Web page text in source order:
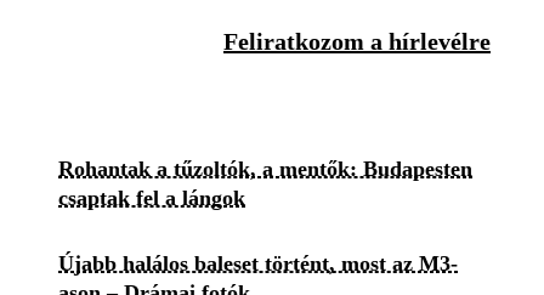
Feliratkozom a hírlevélre
Rohantak a tűzoltók, a mentők: Budapesten
csaptak fel a lángok
Újabb halálos baleset történt, most az M3-